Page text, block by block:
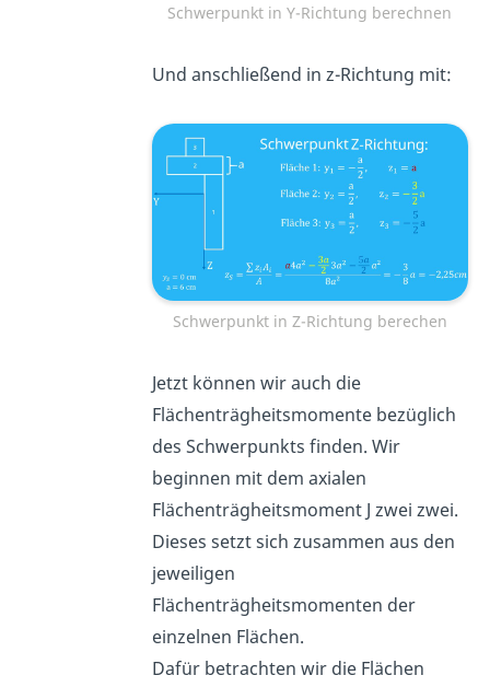
Schwerpunkt in Y-Richtung berechnen
Und anschließend in z-Richtung mit:
Schwerpunkt in Z-Richtung berechen
Jetzt können wir auch die
Flächenträgheitsmomente bezüglich
des Schwerpunkts finden. Wir
beginnen mit dem axialen
Flächenträgheitsmoment J zwei zwei.
Dieses setzt sich zusammen aus den
jeweiligen
Flächenträgheitsmomenten der
einzelnen Flächen.
Dafür betrachten wir die Flächen